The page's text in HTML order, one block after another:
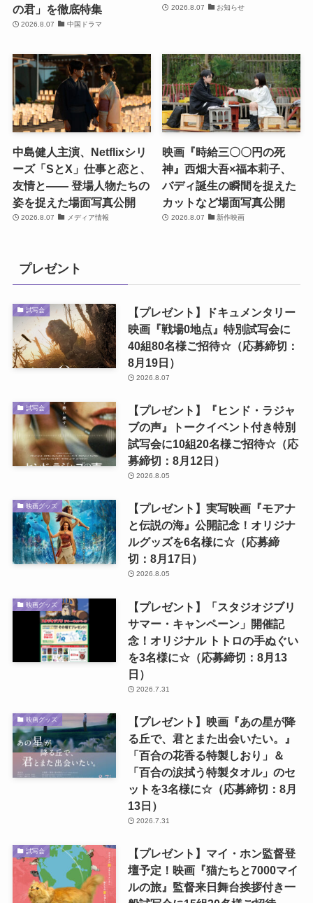
の君」を徹底特集
2026.8.07 中国ドラマ
2026.8.07 お知らせ
中島健人主演、Netflixシリ
ーズ「SとX」仕事と恋と、
友情と―― 登場人物たちの
姿を捉えた場面写真公開
2026.8.07 メディア情報
映画『時給三〇〇円の死
神』西畑大吾×福本莉子、
バディ誕生の瞬間を捉えた
カットなど場面写真公開
2026.8.07 新作映画
プレゼント
試写会
【プレゼント】ドキュメンタリー
映画『戦場0地点』特別試写会に
40組80名様ご招待☆（応募締切：
8月19日）
2026.8.07
試写会
【プレゼント】『ヒンド・ラジャ
ブの声』トークイベント付き特別
試写会に10組20名様ご招待☆（応
募締切：8月12日）
2026.8.05
映画グッズ
【プレゼント】実写映画『モアナ
と伝説の海』公開記念！オリジナ
ルグッズを6名様に☆（応募締
切：8月17日）
2026.8.05
映画グッズ
【プレゼント】「スタジオジブリ
サマー・キャンペーン」開催記
念！オリジナル トトロの手ぬぐい
を3名様に☆（応募締切：8月13
日）
2026.7.31
映画グッズ
【プレゼント】映画『あの星が降
る丘で、君とまた出会いたい。』
「百合の花香る特製しおり」＆
「百合の涙拭う特製タオル」のセ
ットを3名様に☆（応募締切：8月
13日）
2026.7.31
試写会
【プレゼント】マイ・ホン監督登
壇予定！映画『猫たちと7000マイ
ルの旅』監督来日舞台挨拶付き一